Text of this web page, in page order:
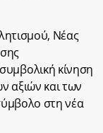
Νέας
κίνηση
αξιών και των
στη νέα